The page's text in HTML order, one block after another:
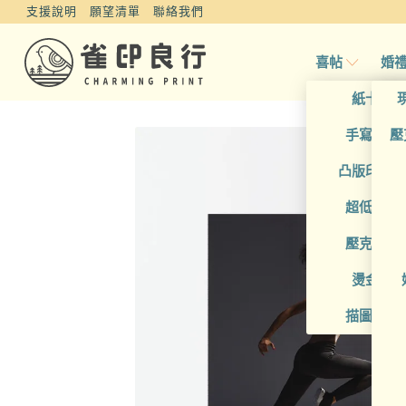
支援說明 願望清單 聯絡我們
喜帖
紙卡喜帖
手寫風喜
凸版印刷
超低價喜
壓克力喜
燙金喜帖
描圖紙喜
婚